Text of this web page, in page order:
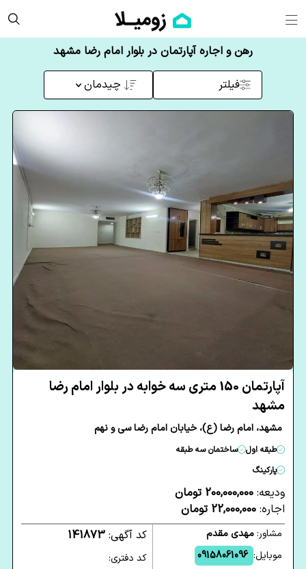
رهن و اجاره آپارتمان در بلوار امام رضا مشهد
فیلتر چیدمان
آپارتمان 150 متری سه خوابه در بلوار امام رضا
مشهد
مشهد، امام رضا (ع)، خیابان امام رضا سی و نهم
طبقه اول
ساختمان سه طبقه
پارکینگ
ودیعه: 200,000,000 تومان
اجاره: 22,000,000 تومان
مشاور:مهدی مقدم
موبایل: 09158061096
کد آگهی: 141873
کد دفتری: